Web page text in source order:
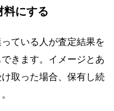
料にする
ている人が査定結果を
きます。イメージとあ
取った場合、保有し続